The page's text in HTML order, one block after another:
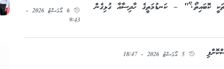
ކޮބައިތޯ؟" – ކަނޑުމަތީގެ ހާދިސާއާ ގުޅިގެން
6 އޯގަސްޓު 2026 -
9:43
5 އޯގަސްޓު 2026 - 18:47